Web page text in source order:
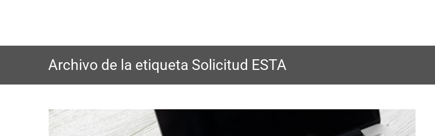
Archivo de la etiqueta Solicitud ESTA